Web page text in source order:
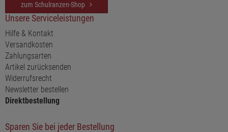
zum Schulranzen-Shop
Unsere Serviceleistungen
Hilfe & Kontakt
Versandkosten
Zahlungsarten
Artikel zurücksenden
Widerrufsrecht
Newsletter bestellen
Direktbestellung
Sparen Sie bei jeder Bestellung